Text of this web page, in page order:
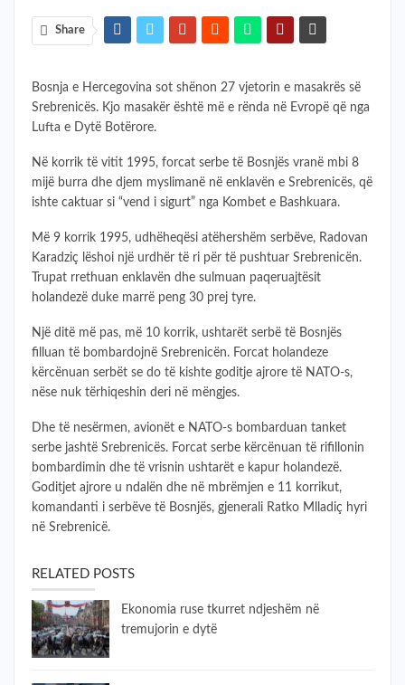
Share
Bosnja e Hercegovina sot shënon 27 vjetorin e masakrës së
Srebrenicës. Kjo masakër është më e rënda në Evropë që nga
Lufta e Dytë Botërore.
Në korrik të vitit 1995, forcat serbe të Bosnjës vranë mbi 8
mijë burra dhe djem myslimanë në enklavën e Srebrenicës, që
ishte caktuar si “vend i sigurt” nga Kombet e Bashkuara.
Më 9 korrik 1995, udhëheqësi atëhershëm serbëve, Radovan
Karadziç lëshoi një urdhër të ri për të pushtuar Srebrenicën.
Trupat rrethuan enklavën dhe sulmuan paqeruajtësit
holandezë duke marrë peng 30 prej tyre.
Një ditë më pas, më 10 korrik, ushtarët serbë të Bosnjës
filluan të bombardojnë Srebrenicën. Forcat holandeze
kërcënuan serbët se do të kishte goditje ajrore të NATO-s,
nëse nuk tërhiqeshin deri në mëngjes.
Dhe të nesërmen, avionët e NATO-s bombarduan tanket
serbe jashtë Srebrenicës. Forcat serbe kërcënuan të rifillonin
bombardimin dhe të vrisnin ushtarët e kapur holandezë.
Goditjet ajrore u ndalën dhe në mbrëmjen e 11 korrikut,
komandanti i serbëve të Bosnjës, gjenerali Ratko Mlladiç hyri
në Srebrenicë.
RELATED POSTS
​Ekonomia ruse tkurret ndjeshëm në
tremujorin e dytë